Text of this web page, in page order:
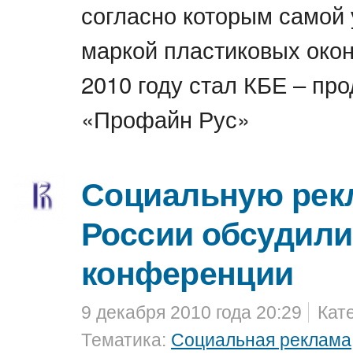
согласно которым
маркой пластиковых
2010 году стал КБЕ –
«Профайн Рус»
Социальную
России
конференции
9 декабря 2010 года 20:29
Тематика: Социальная реклама